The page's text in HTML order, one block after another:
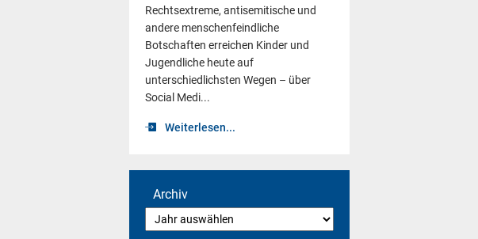
Rechtsextreme, antisemitische und
andere menschenfeindliche
Botschaften erreichen Kinder und
Jugendliche heute auf
unterschiedlichsten Wegen – über
Social Medi...
Weiterlesen...
Archiv